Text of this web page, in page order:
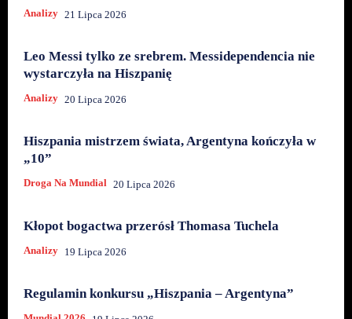
Analizy 21 Lipca 2026
Leo Messi tylko ze srebrem. Messidependencia nie
wystarczyła na Hiszpanię
Analizy 20 Lipca 2026
Hiszpania mistrzem świata, Argentyna kończyła w
„10”
Droga Na Mundial 20 Lipca 2026
Kłopot bogactwa przerósł Thomasa Tuchela
Analizy 19 Lipca 2026
Regulamin konkursu „Hiszpania – Argentyna”